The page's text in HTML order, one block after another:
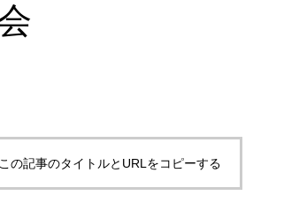
この記事のタイトルとURLをコピーする